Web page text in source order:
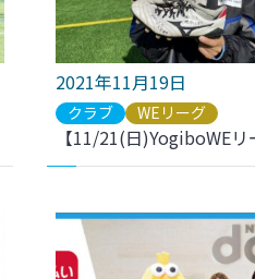
2021年11月19日
クラブ WEリーグ